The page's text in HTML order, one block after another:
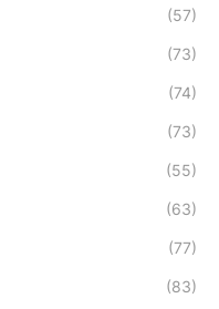
(57)
(73)
(74)
(73)
(55)
(63)
(77)
(83)